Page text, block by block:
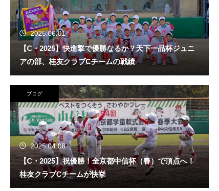
2025.06.01
【C・2025】快進撃で優勝なるか？天下一品杯ジュニ
アの部、桂友クラブCチームの戦績
ブログ
2025.04.08
【C・2025】祝優勝！全京都中信杯（春）で頂点へ！
桂友クラブCチームが快挙